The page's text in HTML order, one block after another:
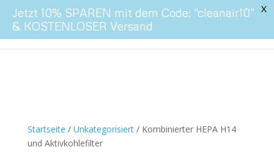
Startseite / Unkategorisiert/ Kombinierter HEPA H14
und Aktivkohlefilter
Jetzt 10% SPAREN mit dem Code: "cleanair10"
& KOSTENLOSER Versand
X